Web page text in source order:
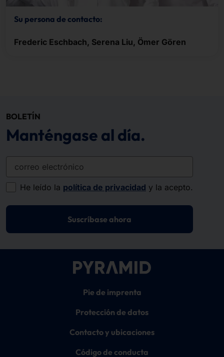
Su persona de contacto:
Frederic Eschbach, Serena Liu, Ömer Gören
BOLETÍN
Manténgase al día.
correo electrónico
He leído la política de privacidad y la acepto.
Suscríbase ahora
Pie de imprenta
Protección de datos
Contacto y ubicaciones
Código de conducta